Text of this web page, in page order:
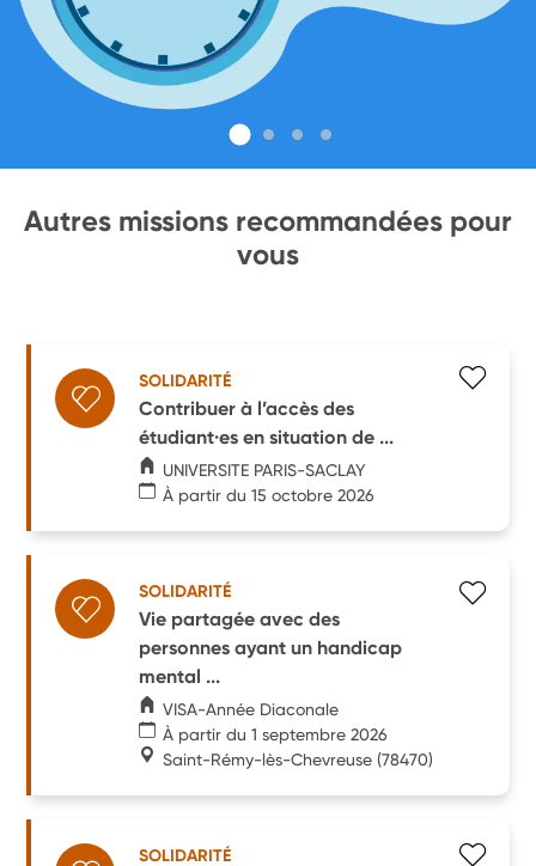
Autres missions recommandées pour
vous
SOLIDARITÉ
Contribuer à l’accès des
étudiant·es en situation de ...
UNIVERSITE PARIS-SACLAY
À partir du 15 octobre 2026
SOLIDARITÉ
Vie partagée avec des
personnes ayant un handicap
mental ...
VISA-Année Diaconale
À partir du 1 septembre 2026
Saint-Rémy-lès-Chevreuse (78470)
SOLIDARITÉ